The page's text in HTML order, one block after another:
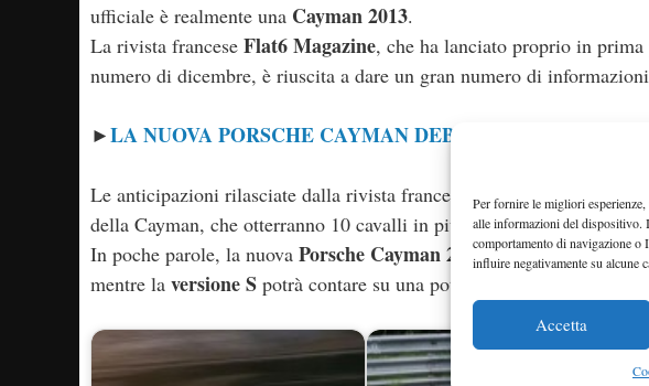
Per fornire le migliori
alle informazioni del dispositivo.
comportamento di navigazione
influire negativamente su alcune
Accetta
ufficiale è realmente una Cayman 2013.
La rivista francese Flat6 Magazine, che ha lanciato proprio in
numero di dicembre, è riuscita a dare un gran numero di
►LA NUOVA PORSCHE CAYMAN DEBUTTERA’ A LOS
Le anticipazioni rilasciate dalla rivista francese ha rilasciato delle
della Cayman, che otterranno 10 cavalli in più in confronto al
In poche parole, la nuova Porsche Cayman 2,7 potrà contare su una
mentre la versione S potrà contare su una potenza totale fino a 325